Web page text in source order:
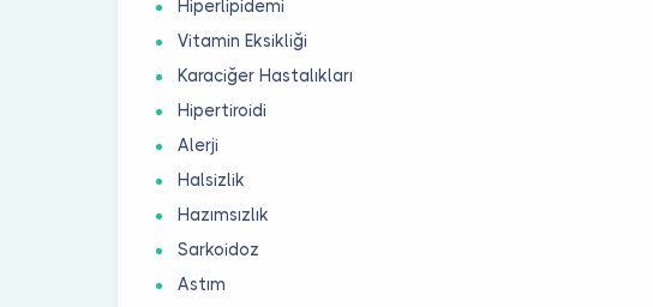
Hiperlipidemi
Vitamin Eksikliği
Karaciğer Hastalıkları
Hipertiroidi
Alerji
Halsizlik
Hazımsızlık
Sarkoidoz
Astım